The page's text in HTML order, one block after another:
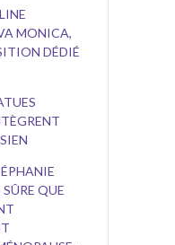
MONICA,
DÉDIÉ
SÛRE QUE